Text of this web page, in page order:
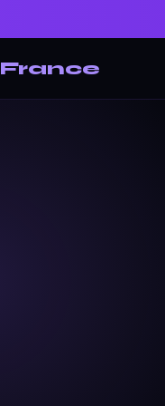
France